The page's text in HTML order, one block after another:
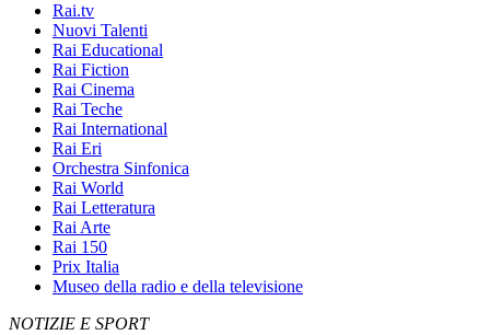
Rai.tv
Nuovi Talenti
Rai Educational
Rai Fiction
Rai Cinema
Rai Teche
Rai International
Rai Eri
Orchestra Sinfonica
Rai World
Rai Letteratura
Rai Arte
Rai 150
Prix Italia
Museo della radio e della televisione
NOTIZIE E SPORT